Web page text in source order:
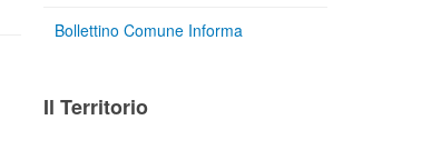
Bollettino Comune Informa
Il Territorio